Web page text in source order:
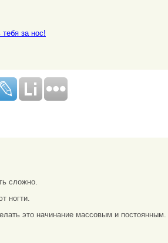
за нос!
сложно.
ногти.
это начинание массовым и постоянным.